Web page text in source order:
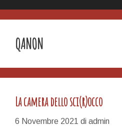
QANON
La camera dello sci(r)occo
6 Novembre 2021 di admin